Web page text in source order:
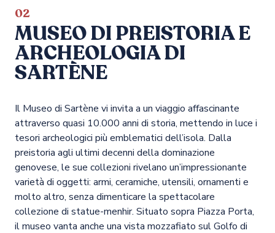
02
MUSEO DI PREISTORIA E
ARCHEOLOGIA DI
SARTÈNE
Il Museo di Sartène vi invita a un viaggio affascinante
attraverso quasi 10.000 anni di storia, mettendo in luce i
tesori archeologici più emblematici dell’isola. Dalla
preistoria agli ultimi decenni della dominazione
genovese, le sue collezioni rivelano un’impressionante
varietà di oggetti: armi, ceramiche, utensili, ornamenti e
molto altro, senza dimenticare la spettacolare
collezione di statue-menhir. Situato sopra Piazza Porta,
il museo vanta anche una vista mozzafiato sul Golfo di